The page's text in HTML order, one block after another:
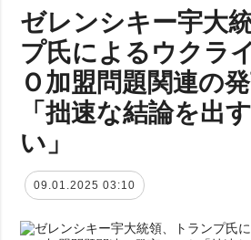
全てのトピック
戦争
被占領地
防衛
社会・文化
ゼレンシキー宇大
プ氏によるウクラ
Ｏ加盟問題関連の
「拙速な結論を出
い」
09.01.2025 03:10